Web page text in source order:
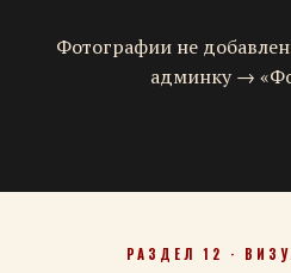
Фотографии не
админку →
РАЗДЕЛ 12 ·